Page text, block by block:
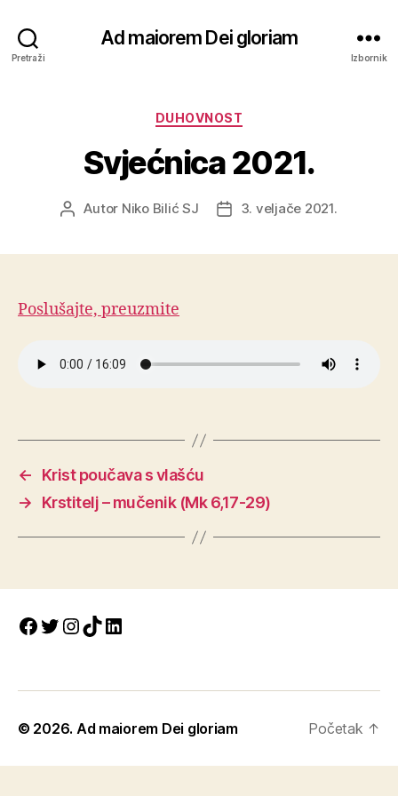
Pretraži
Ad maiorem Dei gloriam
Izbornik
Kategorije
DUHOVNOST
Svjećnica 2021.
AutorAutor Niko Bilić SJ
Datum3. veljače 2021.
Poslušajte, preuzmite
←
Krist poučava s vlašću
→
Krstitelj – mučenik (Mk 6,17-29)
Facebook
Twitter
Instagram
TikTokLinkedIn
© 2026. Ad maiorem Dei gloriam Početak ↑